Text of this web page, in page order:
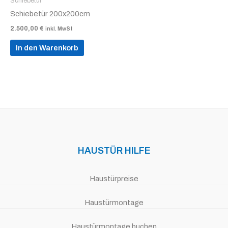
Schiebetür 200x200cm
2.500,00 € inkl. MwSt
In den Warenkorb
HAUSTÜR HILFE
Haustürpreise
Haustürmontage